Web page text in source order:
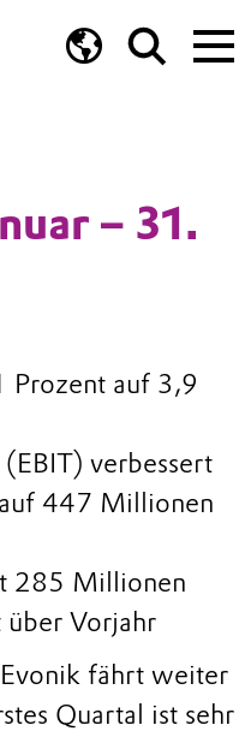
– 31.
Prozent auf 3,9
verbessert
447 Millionen
285 Millionen
über Vorjahr
fährt weiter
Quartal ist sehr